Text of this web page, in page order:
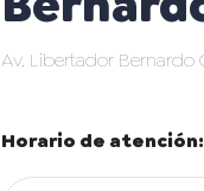
Av. Libertador Bernardo
Horario de atención: